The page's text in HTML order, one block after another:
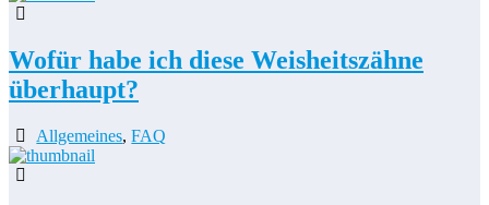
Wofür habe ich diese Weisheitszähne
überhaupt?
Allgemeines,FAQ